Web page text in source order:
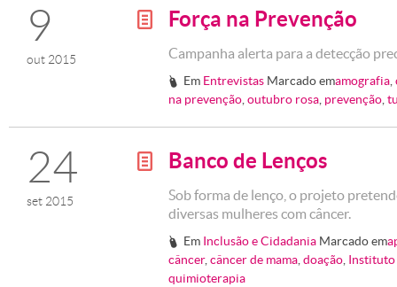
9
out 2015
g Força na Prevenção
Campanha alerta para a detecção
# Em Entrevistas Marcado emamografia ,
na prevenção outubro rosa prevenção
24
set 2015
g Banco de Lenços
Sob forma de lenço, o projeto
diversas mulheres com câncer.
# Em Inclusão e Cidadania Marcado em
câncer, câncer de mama doação Instituto
quimioterapia